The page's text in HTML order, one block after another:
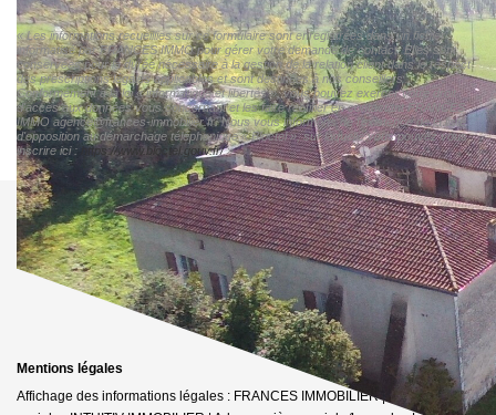
« Les informations recueillies sur ce formulaire sont enregistrées dans un fichier
informatisé par FRANCES IMMO pour gérer votre demande de contact. Elles sont
conservées pour la durée nécessaire à la gestion de la relation client dans le respect
des prescriptions légales applicables et sont destinées à nos conseillers
Conformément à la loi « informatique et libertés », vous pouvez exercer votre droit
d'accès aux données vous concernant et les faire rectifier en contactant FRANCES
IMMO agence@frances-immobilier.fr. Nous vous informons de l'existence de la liste
d'opposition au démarchage téléphonique « Bloctel », sur laquelle vous pouvez vous
inscrire ici :
https://www.bloctel.gouv.fr/»
Mentions légales
Affichage des informations légales : FRANCES IMMOBILIER | Raison